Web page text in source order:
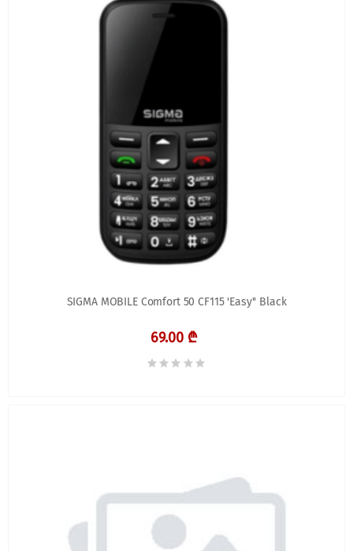
SIGMA MOBILE Comfort 50 CF115 'Easy'' Black
69.00 ₾